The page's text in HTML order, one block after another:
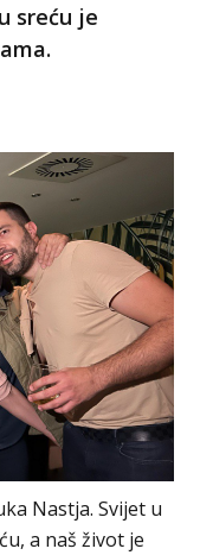
sreću je
Nastja. Svijet u
a naš život je